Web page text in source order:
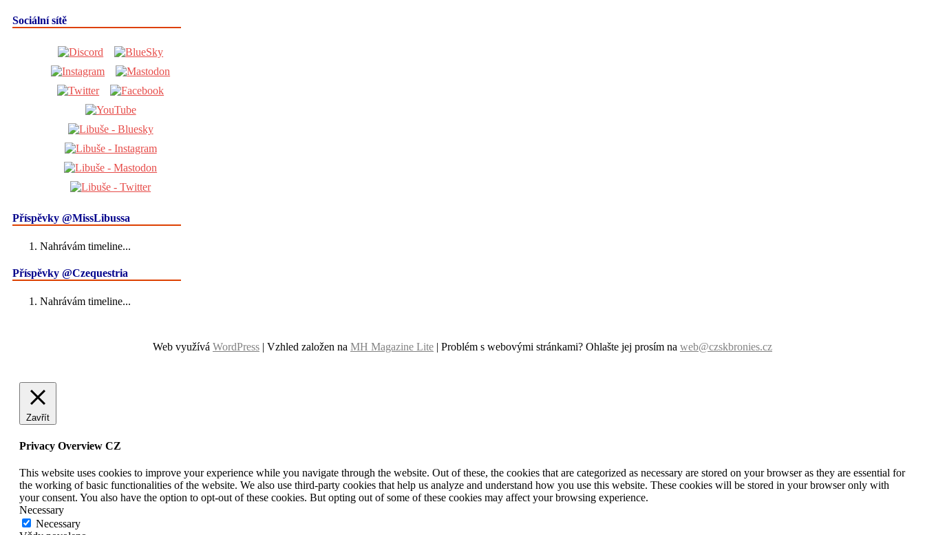
Sociální sítě
Příspěvky @MissLibussa
Nahrávám timeline...
Příspěvky @Czequestria
Nahrávám timeline...
Web využívá WordPress | Vzhled založen na MH Magazine Lite Problém s webovými stránkami? Ohlašte jej prosím na web@czskbronies.cz
Zavřít
Privacy Overview CZ
This website uses cookies to improve your experience while you navigate through the website. Out of these, the cookies that are categorized as necessary are stored on your browser as they are essential for
the working of basic functionalities of the website. We also use third-party cookies that help us analyze and understand how you use this website. These cookies will be stored in your browser only with
your consent. You also have the option to opt-out of these cookies. But opting out of some of these cookies may affect your browsing experience.
Necessary
Necessary